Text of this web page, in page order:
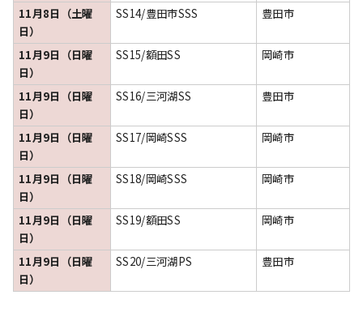
11月8日（土曜
日）
SS14/豊田市SSS 豊田市
11月9日（日曜
日）
SS15/額田SS 岡崎市
11月9日（日曜
日）
SS16/三河湖SS 豊田市
11月9日（日曜
日）
SS17/岡崎SSS 岡崎市
11月9日（日曜
日）
SS18/岡崎SSS 岡崎市
11月9日（日曜
日）
SS19/額田SS 岡崎市
11月9日（日曜
日）
SS20/三河湖PS 豊田市